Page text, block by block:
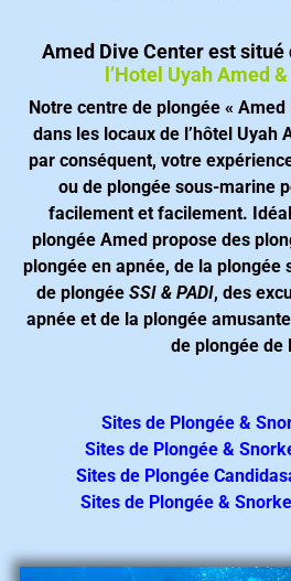
Amed Dive Center est situé
l’Hotel Uyah Amed
Notre centre de plongée « Amed
dans les locaux de l’hôtel Uyah
par conséquent, votre
ou de plongée sous-marine
facilement et facilement.
plongée Amed propose des
plongée en apnée, de la plongée
de plongée SSI & PADI, des
apnée et de la plongée
de plongée de
Sites de Plongée &
Sites de Plongée &
Sites de Plongée
Sites de Plongée &